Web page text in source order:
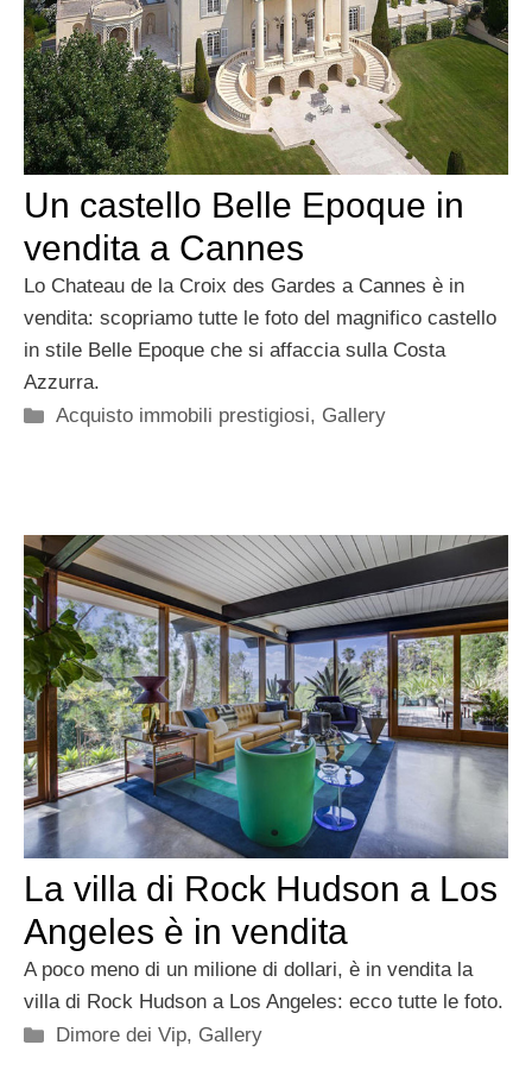
Un castello Belle Epoque in
vendita a Cannes
Lo Chateau de la Croix des Gardes a Cannes è in
vendita: scopriamo tutte le foto del magnifico castello
in stile Belle Epoque che si affaccia sulla Costa
Azzurra.
Categorie
Acquisto immobili prestigiosi, Gallery
La villa di Rock Hudson a Los
Angeles è in vendita
A poco meno di un milione di dollari, è in vendita la
villa di Rock Hudson a Los Angeles: ecco tutte le foto.
Categorie
Dimore dei Vip, Gallery